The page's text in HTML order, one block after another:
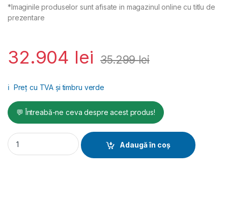
*Imaginile produselor sunt afisate in magazinul online cu titlu de
prezentare
32.904 lei 35.299lei
ℹ️ Preț cu TVA și timbru verde
💬 Întreabă-ne ceva despre acest produs!
Compresor cu șurub, 1000l/min, 10 bar, 7.5kW, 400V,
Adaugă în coș